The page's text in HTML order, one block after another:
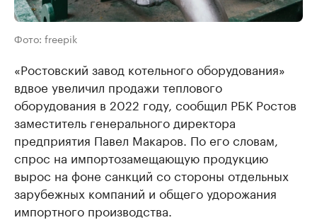
Фото: freepik
«Ростовский завод котельного оборудования»
вдвое увеличил продажи теплового
оборудования в 2022 году, сообщил РБК Ростов
заместитель генерального директора
предприятия Павел Макаров. По его словам,
спрос на импортозамещающую продукцию
вырос на фоне санкций со стороны отдельных
зарубежных компаний и общего удорожания
импортного производства.